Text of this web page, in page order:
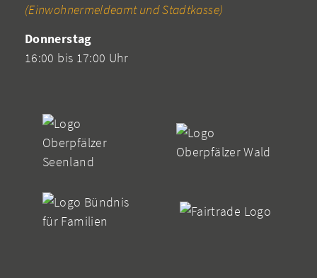
(Einwohnermeldeamt und Stadtkasse)
Donnerstag
16:00 bis 17:00 Uhr